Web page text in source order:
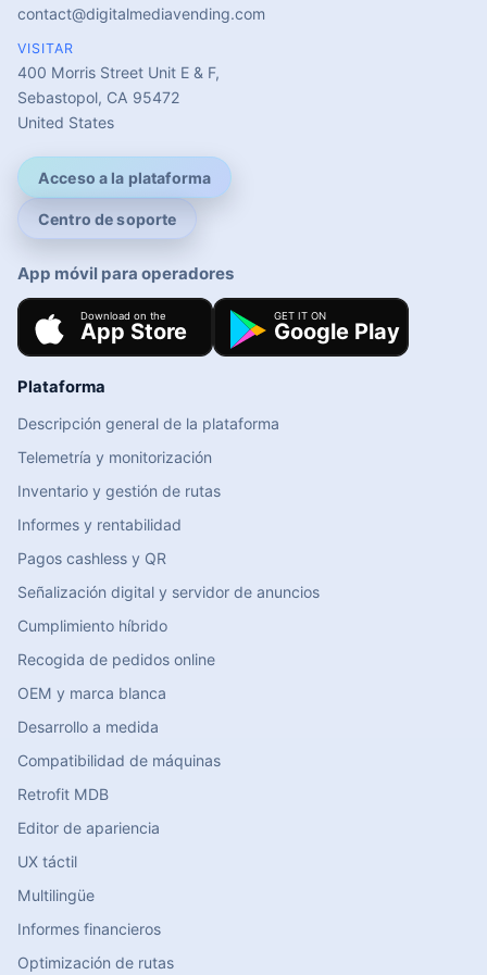
contact@digitalmediavending.com
VISITAR
400 Morris Street Unit E & F,
Sebastopol, CA 95472
United States
Acceso a la plataforma
Centro de soporte
App móvil para operadores
Plataforma
Descripción general de la plataforma
Telemetría y monitorización
Inventario y gestión de rutas
Informes y rentabilidad
Pagos cashless y QR
Señalización digital y servidor de anuncios
Cumplimiento híbrido
Recogida de pedidos online
OEM y marca blanca
Desarrollo a medida
Compatibilidad de máquinas
Retrofit MDB
Editor de apariencia
UX táctil
Multilingüe
Informes financieros
Optimización de rutas